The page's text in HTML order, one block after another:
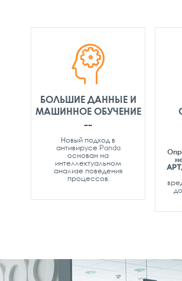
БОЛЬШИЕ ДАННЫЕ И
МАШИННОЕ ОБУЧЕНИЕ
Новый подход в
антивирусе Panda
основан на
интеллектуальном
анализе поведения
процессов.